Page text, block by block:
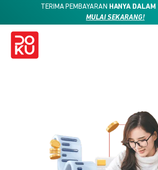
TERIMA PEMBAYARAN HANYA
MULAI SEKARANG!